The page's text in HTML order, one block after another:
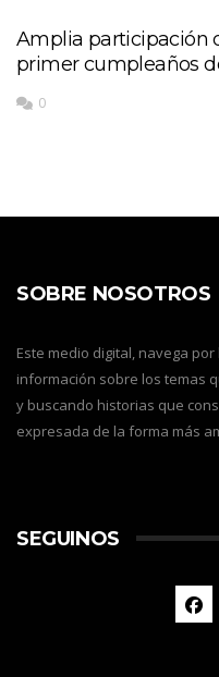
Amplia participación
primer cumpleaños
0
SOBRE NOSOTROS
Este medio digital, navega
información sobre los temas
y buscando historias que
expresada de la forma más
SEGUINOS